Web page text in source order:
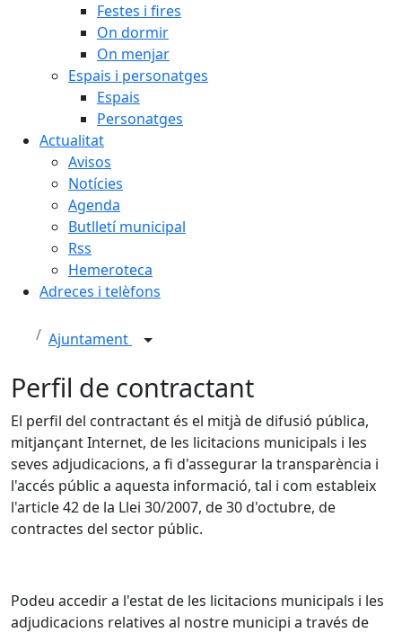
Festes i fires
On dormir
On menjar
Espais i personatges
Espais
Personatges
Actualitat
Avisos
Notícies
Agenda
Butlletí municipal
Rss
Hemeroteca
Adreces i telèfons
Ajuntament
Perfil de contractant
El perfil del contractant és el mitjà de difusió pública,
mitjançant Internet, de les licitacions municipals i les
seves adjudicacions, a fi d'assegurar la transparència i
l'accés públic a aquesta informació, tal i com estableix
l'article 42 de la Llei 30/2007, de 30 d'octubre, de
contractes del sector públic.
Podeu accedir a l'estat de les licitacions municipals i les
adjudicacions relatives al nostre municipi a través de